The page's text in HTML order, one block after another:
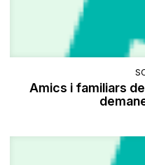
Amics i familiars